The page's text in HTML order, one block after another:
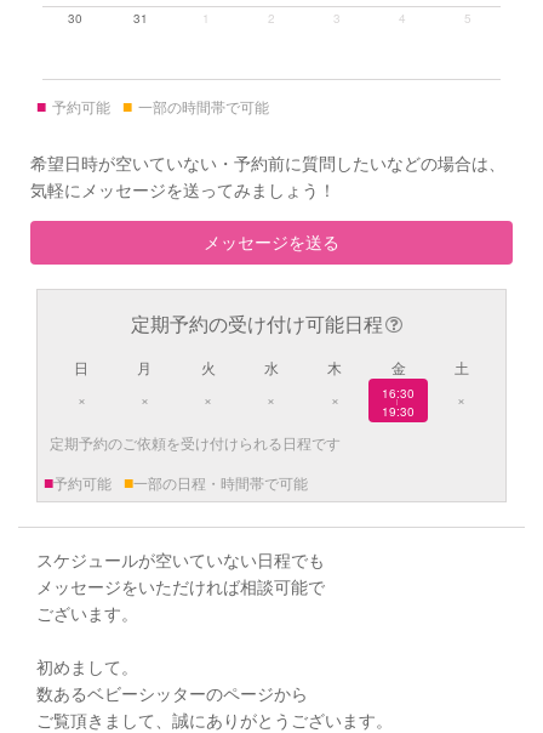
30 31 1 2 3 4 5
■ 予約可能 ■ 一部の時間帯で可能
希望日時が空いていない・予約前に質問したいなどの場合は、
気軽にメッセージを送ってみましょう！
メッセージを送る
定期予約の受け付け可能日程
日
×
月
×
火
×
水
×
木
×
金
16:30
|
19:30
土
×
定期予約のご依頼を受け付けられる日程です
■予約可能 ■一部の日程・時間帯で可能
スケジュールが空いていない日程でも
メッセージをいただければ相談可能で
ございます。
初めまして。
数あるベビーシッターのページから
ご覧頂きまして、誠にありがとうございます。